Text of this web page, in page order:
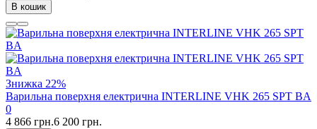
В кошик
Знижка 22%
Варильна поверхня електрична INTERLINE VHK 265 SPT BA
0
4 866 грн.6 200 грн.